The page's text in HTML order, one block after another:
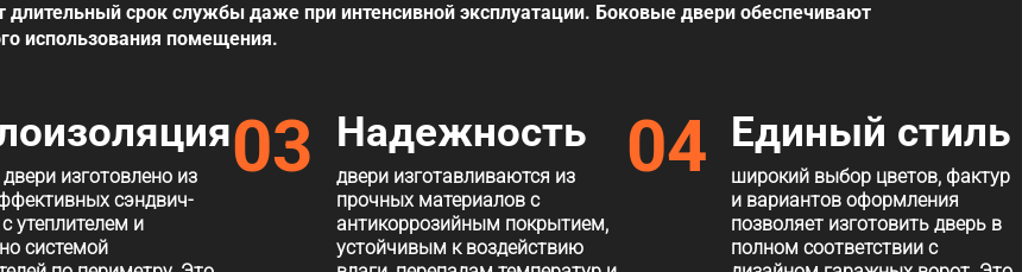
длительный срок службы даже при интенсивной эксплуатации. Боковые двери обеспечивают
использования помещения.
изготовлено из
сэндвич-
утеплителем и
системой
03 Надежность
двери изготавливаются из
прочных материалов с
антикоррозийным покрытием,
устойчивым к воздействию
04 Единый стиль
широкий выбор цветов, фактур
и вариантов оформления
позволяет изготовить дверь в
полном соответствии с